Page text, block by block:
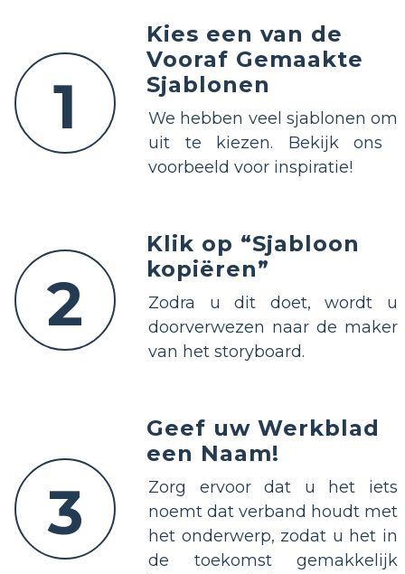
1
Kies een van de
Vooraf Gemaakte
Sjablonen
We hebben veel sjablonen om
uit te kiezen. Bekijk ons ​​
voorbeeld voor inspiratie!
2
Klik op “Sjabloon
kopiëren”
Zodra u dit doet, wordt u
doorverwezen naar de maker
van het storyboard.
3
Geef uw Werkblad
een Naam!
Zorg ervoor dat u het iets
noemt dat verband houdt met
het onderwerp, zodat u het in
de toekomst gemakkelijk